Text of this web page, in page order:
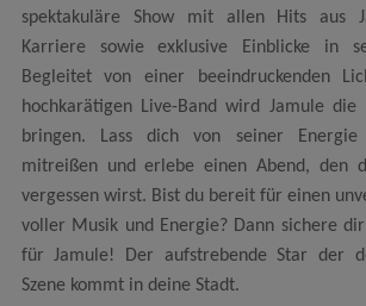
spektakuläre Show mit allen Hits aus
Karriere sowie exklusive Einblicke in
Begleitet von einer beeindruckenden
hochkarätigen Live-Band wird Jamule die
bringen. Lass dich von seiner Energie
mitreißen und erlebe einen Abend, den
vergessen wirst. Bist du bereit für einen
voller Musik und Energie? Dann sichere
für Jamule! Der aufstrebende Star der
Szene kommt in deine Stadt.